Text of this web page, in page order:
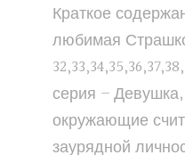
Краткое
любимая
серия –
окружающие
заурядной